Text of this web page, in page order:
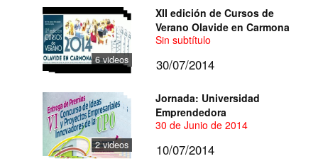
6 videos
XII edición de Cursos de
Verano Olavide en Carmona
Sin subtítulo
30/07/2014
2 videos
Jornada: Universidad
Emprendedora
30 de Junio de 2014
10/07/2014